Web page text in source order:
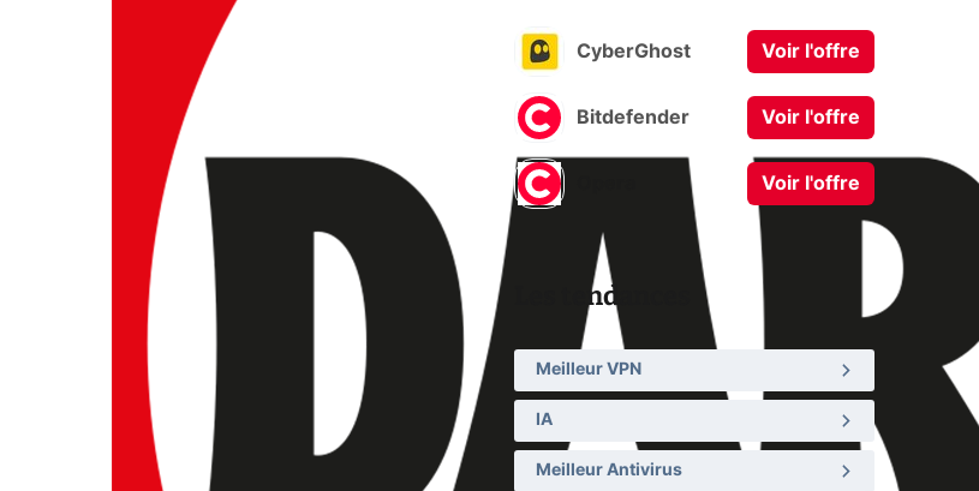
CyberGhost Voir l'offre
Bitdefender Voir l'offre
Voir l'offre
Les tendances
Meilleur VPN
IA
Meilleur Antivirus